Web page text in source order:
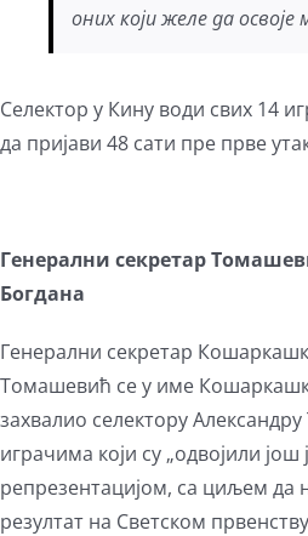
оних који желе да освоје
Селектор у Кину води свих 14
да пријави 48 сати пре прве
Генерални секретар
Богдана
Генерални секретар
Томашевић се у име
захвалио селектору
играчима који су „одвојили још
репрезентацијом, са циљем
резултат на Светском